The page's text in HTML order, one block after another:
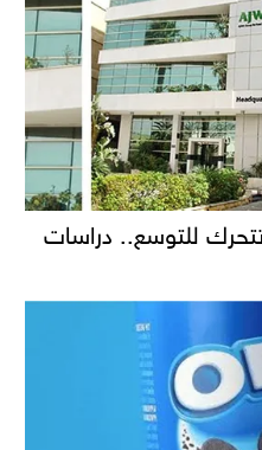
تتحرك للتوسع.. دراسات